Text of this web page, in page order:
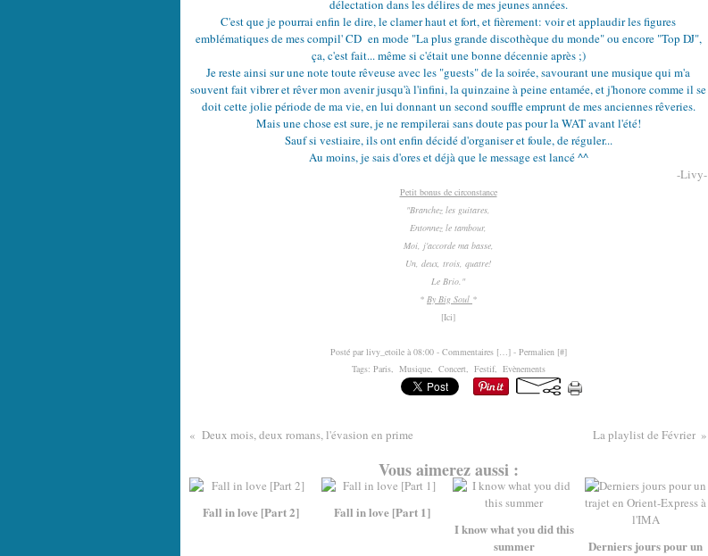
délectation dans les délires de mes jeunes années.
C'est que je pourrai enfin le dire, le clamer haut et fort, et fièrement: voir et applaudir les figures
emblématiques de mes compil' CD en mode "La plus grande discothèque du monde" ou encore "Top DJ",
ça, c'est fait... même si c'était une bonne décennie après ;)
Je reste ainsi sur une note toute rêveuse avec les "guests" de la soirée, savourant une musique qui m'a
souvent fait vibrer et rêver mon avenir jusqu'à l'infini, la quinzaine à peine entamée, et j'honore comme il se
doit cette jolie période de ma vie, en lui donnant un second souffle emprunt de mes anciennes rêveries.
Mais une chose est sure, je ne rempilerai sans doute pas pour la WAT avant l'été!
Sauf si vestiaire, ils ont enfin décidé d'organiser et foule, de réguler...
Au moins, je sais d'ores et déjà que le message est lancé ^^
-Livy-
Petit bonus de circonstance
"Branchez les guitares,
Entonnez le tambour,
Moi, j'accorde ma basse,
Un, deux, trois, quatre!
Le Brio."
* By Big Soul *
[Ici]
Posté par livy_etoile à 08:00 - Commentaires […]- Permalien [#]
Tags: Paris, Musique, Concert, Festif, Evènements
Deux mois, deux romans, l'évasion en prime La playlist de Février
Vous aimerez aussi :
Fall in love [Part 2]
Fall in love [Part 1]
I know what you did this
summer
Derniers jours pour un